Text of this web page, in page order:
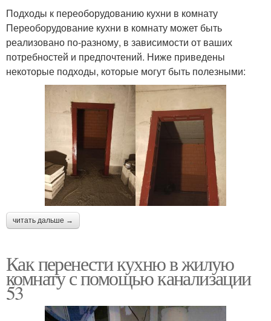
Подходы к переоборудованию кухни в комнату
Переоборудование кухни в комнату может быть
реализовано по-разному, в зависимости от ваших
потребностей и предпочтений. Ниже приведены
некоторые подходы, которые могут быть полезными:
читать дальше →
Как перенести кухню в жилую
комнату с помощью канализации
53